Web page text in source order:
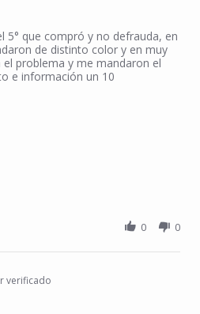
2025
5° que compró y no defrauda, en
de distinto color y en muy
problema y me mandaron el
e información un 10
0 0
verificado